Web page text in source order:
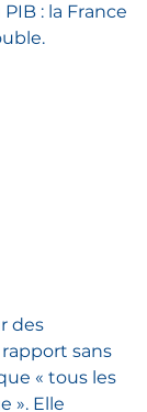
: la France
des
sans
« tous les
». Elle